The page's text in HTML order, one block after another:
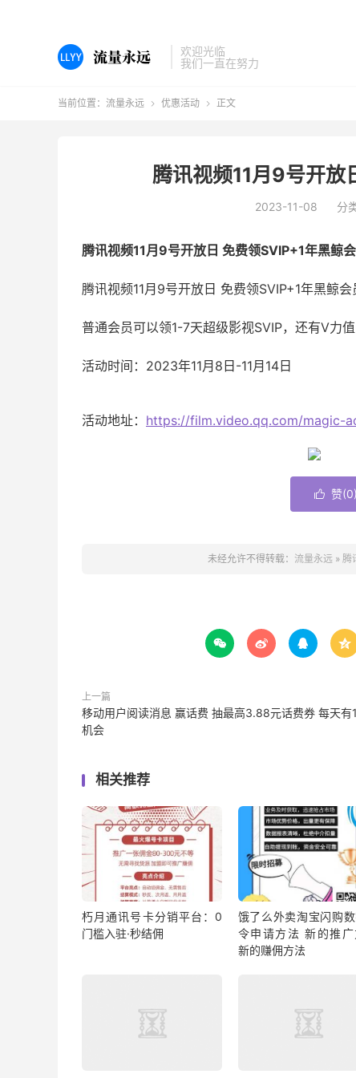
欢迎光临
我们一直在努力
当前位置： 流量永远  优惠活动  正文
腾讯视频11月9号开放
2023-11-08 分
腾讯视频11月9号开放日 免费领SVIP+1年黑鲸
腾讯视频11月9号开放日 免费领SVIP+1年黑鲸
普通会员可以领1-7天超级影视SVIP，还有V力
活动时间：2023年11月8日-11月14日
活动地址： https://film.video.qq.com/magic-
 赞(0)
未经允许不得转载： 流量永远 » 腾
   
上一篇
移动用户阅读消息 赢话费 抽最高3.88元话费券 每天有
机会
相关推荐
朽月通讯号卡分销平台：0
门槛入驻·秒结佣
饿了么外卖淘宝闪购
令申请方法 新的推
新的赚佣方法